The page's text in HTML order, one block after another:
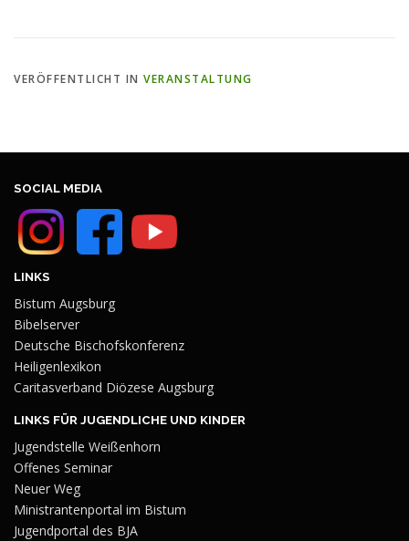
VERÖFFENTLICHT IN VERANSTALTUNG
SOCIAL MEDIA
LINKS
Bistum Augsburg
Bibelserver
Deutsche Bischofskonferenz
Heiligenlexikon
Caritasverband Diözese Augsburg
LINKS FÜR JUGENDLICHE UND KINDER
Jugendstelle Weißenhorn
Offenes Seminar
Neuer Weg
Ministrantenportal im Bistum
Jugendportal des BJA